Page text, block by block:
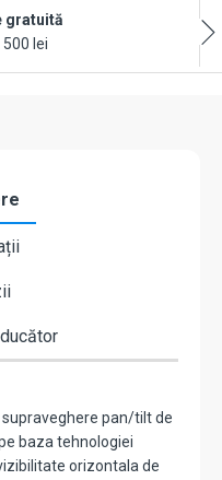
gratuită
500 lei
supraveghere pan/tilt de
baza tehnologiei
orizontala de